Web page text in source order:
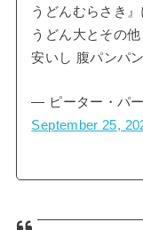
うどんむらさき
うどん大とその
安いし 腹パンパ
— ピーター・パ
September 25,